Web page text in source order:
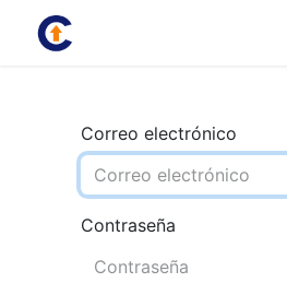
Correo electrónico
Contraseña